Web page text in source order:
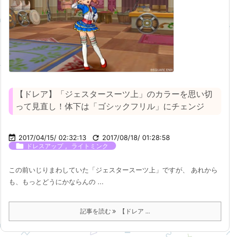
【ドレア】「ジェスタースーツ上」のカラーを思い切
って見直し！体下は「ゴシックフリル」にチェンジ
 2017/04/15/ 02:32:13  2017/08/18/ 01:28:58
 ドレスアップ , ライトミンク
この前いじりまわしていた「ジェスタースーツ上」ですが、 あれから
も、もっとどうにかならんの ...
記事を読む 【ドレア ...